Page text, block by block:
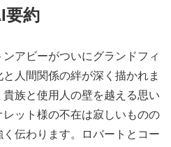
要約
アビーがついにグランドフィ
人間関係の絆が深く描かれま
族と使用人の壁を越える思い
ット様の不在は寂しいものの
伝わります。ロバートとコー